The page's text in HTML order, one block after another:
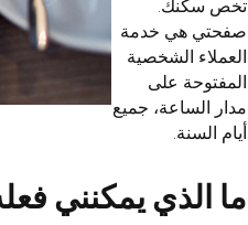
تخص سكنك.
صفحتي هي خدمة
العملاء الشخصية
المفتوحة على
مدار الساعة، جميع
أيام السنة.
ما الذي يمكنني